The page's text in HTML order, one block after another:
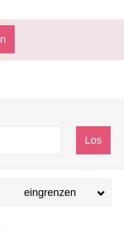
eingrenzen